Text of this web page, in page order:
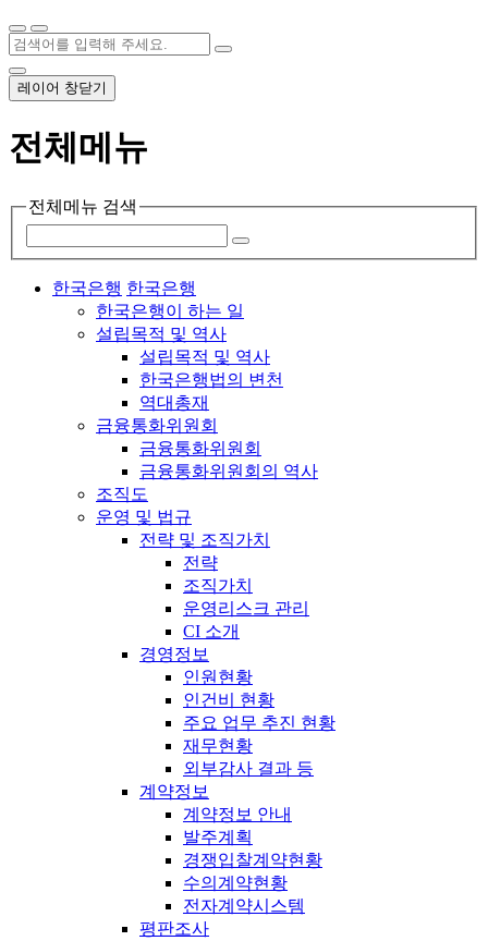
레이어 창닫기
전체메뉴
전체메뉴 검색
한국은행 한국은행
한국은행이 하는 일
설립목적 및 역사
설립목적 및 역사
한국은행법의 변천
역대총재
금융통화위원회
금융통화위원회
금융통화위원회의 역사
조직도
운영 및 법규
전략 및 조직가치
전략
조직가치
운영리스크 관리
CI 소개
경영정보
인원현황
인건비 현황
주요 업무 추진 현황
재무현황
외부감사 결과 등
계약정보
계약정보 안내
발주계획
경쟁입찰계약현황
수의계약현황
전자계약시스템
평판조사